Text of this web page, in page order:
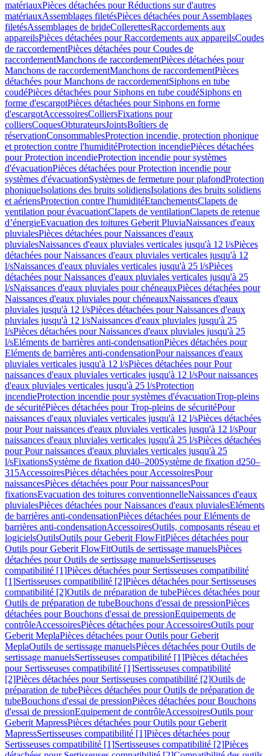
matériauxPièces détachées pour Réductions sur d'autres
matériauxAssemblages filetésPièces détachées pour Assemblages
filetésAssemblages de brideCollerettesRaccordements aux
appareilsPièces détachées pour Raccordements aux appareilsCoudes
de raccordementPièces détachées pour Coudes de
raccordementManchons de raccordementPièces détachées pour
Manchons de raccordementManchons de raccordementPièces
détachées pour Manchons de raccordementSiphons en tube
coudéPièces détachées pour Siphons en tube coudéSiphons en
forme d'escargotPièces détachées pour Siphons en forme
d'escargotAccessoiresColliersFixations pour
colliersCoquesObturateursJointsBoîtiers de
réservationConsommablesProtection incendie, protection phonique
et protection contre l'humiditéProtection incendiePièces détachées
pour Protection incendieProtection incendie pour systèmes
d'évacuationPièces détachées pour Protection incendie pour
systèmes d'évacuationSystèmes de fermeture pour plafondProtection
phoniqueIsolations des bruits solidiensIsolations des bruits solidiens
et aériensProtection contre l'humiditéEtanchementsClapets de
ventilation pour évacuationClapets de ventilationClapets de retenue
d’énergieEvacuation des toitures Geberit PluviaNaissances d'eaux
pluvialesPièces détachées pour Naissances d'eaux
pluvialesNaissances d'eaux pluviales verticales jusqu'à 12 l/sPièces
détachées pour Naissances d'eaux pluviales verticales jusqu'à 12
l/sNaissances d'eaux pluviales verticales jusqu'à 25 l/sPièces
détachées pour Naissances d'eaux pluviales verticales jusqu'à 25
l/sNaissances d'eaux pluviales pour chéneauxPièces détachées pour
Naissances d'eaux pluviales pour chéneauxNaissances d'eaux
pluviales jusqu'à 12 l/sPièces détachées pour Naissances d'eaux
pluviales jusqu'à 12 l/sNaissances d'eaux pluviales jusqu'à 25
l/sPièces détachées pour Naissances d'eaux pluviales jusqu'à 25
l/sEléments de barrières anti-condensationPièces détachées pour
Eléments de barrières anti-condensationPour naissances d'eaux
pluviales verticales jusqu'à 12 l/sPièces détachées pour Pour
naissances d'eaux pluviales verticales jusqu'à 12 l/sPour naissances
d'eaux pluviales verticales jusqu'à 25 l/sProtection
incendieProtection incendie pour systèmes d'évacuationTrop-pleins
de sécuritéPièces détachées pour Trop-pleins de sécuritéPour
naissances d'eaux pluviales verticales jusqu'à 12 l/sPièces détachées
pour Pour naissances d'eaux pluviales verticales jusqu'à 12 l/sPour
naissances d'eaux pluviales verticales jusqu'à 25 l/sPièces détachées
pour Pour naissances d'eaux pluviales verticales jusqu'à 25
l/sFixationsSystème de fixation d40–200Système de fixation d250–
315AccessoiresPièces détachées pour AccessoiresPour
naissancesPièces détachées pour Pour naissancesPour
fixationsEvacuation des toitures conventionnelleNaissances d'eaux
pluvialesPièces détachées pour Naissances d'eaux pluvialesEléments
de barrières anti-condensationPièces détachées pour Eléments de
barrières anti-condensationAccessoiresOutils, composants réseau et
logicielsOutilsOutils pour Geberit FlowFitPièces détachées pour
Outils pour Geberit FlowFitOutils de sertissage manuelsPièces
détachées pour Outils de sertissage manuelsSertisseuses
compatibilité [1]Pièces détachées pour Sertisseuses compatibilité
[1]Sertisseuses compatibilité [2]Pièces détachées pour Sertisseuses
compatibilité [2]Outils de préparation de tubePièces détachées pour
Outils de préparation de tubeBouchons d'essai de pressionPièces
détachées pour Bouchons d'essai de pressionEquipements de
contrôleAccessoiresPièces détachées pour AccessoiresOutils pour
Geberit MeplaPièces détachées pour Outils pour Geberit
MeplaOutils de sertissage manuelsPièces détachées pour Outils de
sertissage manuelsSertisseuses compatibilité [1]Pièces détachées
pour Sertisseuses compatibilité [1]Sertisseuses compatibilité
[2]Pièces détachées pour Sertisseuses compatibilité [2]Outils de
préparation de tubePièces détachées pour Outils de préparation de
tubeBouchons d'essai de pressionPièces détachées pour Bouchons
d'essai de pressionEquipement de contrôleAccessoiresOutils pour
Geberit MapressPièces détachées pour Outils pour Geberit
MapressSertisseuses compatibilité [1]Pièces détachées pour
Sertisseuses compatibilité [1]Sertisseuses compatibilité [2]Pièces